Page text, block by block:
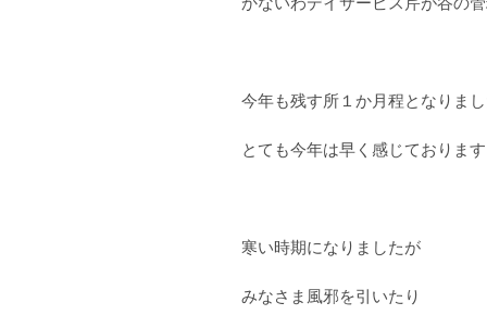
今年も残す所１か月程となりまし
とても今年は早く感じております
寒い時期になりましたが
みなさま風邪を引いたり